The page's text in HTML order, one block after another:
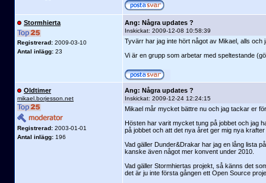
Stormhierta
Registrerad: 2009-03-10
Antal inlägg: 23
Ang: Några updates ?
Inskickat: 2009-12-08 10:58:39
Tyvärr har jag inte hört något av Mikael, alls
Vi är en grupp som arbetar med speltestande
Oldtimer
mikael.borjesson.net
Registrerad: 2003-01-01
Antal inlägg: 196
Ang: Några updates ?
Inskickat: 2009-12-24 12:24:15
Mikael mår mycket bättre nu och jag tackar er
Hösten har varit mycket tung på jobbet och jag
på jobbet och att det nya året ger mig nya krafter
Vad gäller Dunder&Drakar har jag en lång lista
kanske även något mer konvent under 2010.
Vad gäller Stormhiertas projekt, så känns det
det är ju inte första gången ett Open Source